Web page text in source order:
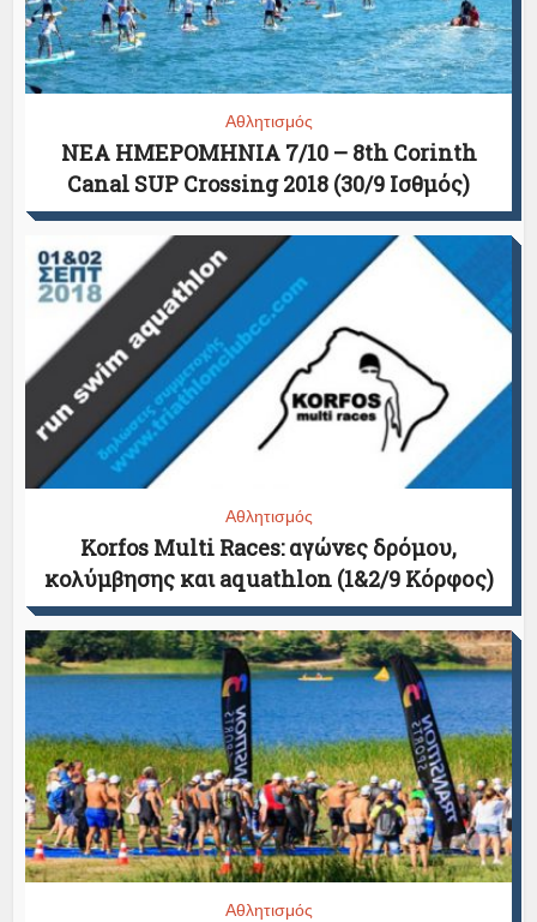
Αθλητισμός
ΝΕΑ ΗΜΕΡΟΜΗΝΙΑ 7/10 – 8th Corinth
Canal SUP Crossing 2018 (30/9 Ισθμός)
Αθλητισμός
Korfos Multi Races: αγώνες δρόμου,
κολύμβησης και aquathlon (1&2/9 Κόρφος)
Αθλητισμός